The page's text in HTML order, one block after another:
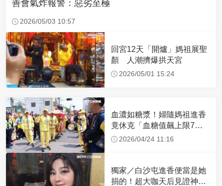
善會氣炸報警：惡劣至極
2026/05/03 10:57
回宮12天「開爐」媽祖展聖
顏 人潮擠爆拱天宮
2026/05/01 15:24
血濃如糖漿！婦隨媽祖進香
竟休克「血糖值飆上限7
倍」 醫曝原因
2026/04/24 11:16
獨家／白沙屯進香便當是她
捐的！超大咖天后見證神